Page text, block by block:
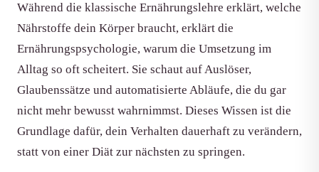
Während die klassische Ernährungslehre erklärt, welche
Nährstoffe dein Körper braucht, erklärt die
Ernährungspsychologie, warum die Umsetzung im
Alltag so oft scheitert. Sie schaut auf Auslöser,
Glaubenssätze und automatisierte Abläufe, die du gar
nicht mehr bewusst wahrnimmst. Dieses Wissen ist die
Grundlage dafür, dein Verhalten dauerhaft zu verändern,
statt von einer Diät zur nächsten zu springen.